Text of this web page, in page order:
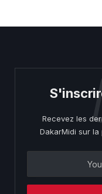
Recevez les
DakarMidi sur